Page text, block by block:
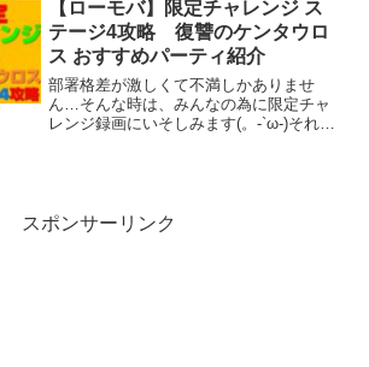
いないようです…名前が好きだったの
に…( ﾟДﾟ)え？
【ローモバ】限定チャレンジ ス
テージ4攻略 復讐のケンタウロ
ス おすすめパーティ紹介
部署格差が激しくて不満しかありませ
ん…そんな時は、みんなの為に限定チャ
レンジ録画にいそしみます(。-`ω-)それで
スポンサーリンク